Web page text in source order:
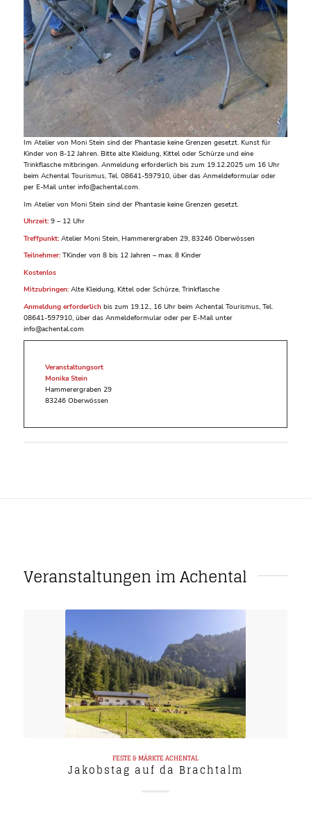
Im Atelier von Moni Stein sind der Phantasie keine Grenzen gesetzt. Kunst für
Kinder von 8-12 Jahren. Bitte alte Kleidung, Kittel oder Schürze und eine
Trinkflasche mitbringen. Anmeldung erforderlich bis zum 19.12.2025 um 16 Uhr
beim Achental Tourismus, Tel. 08641-597910, über das Anmeldeformular oder
per E-Mail unter info@achental.com.
Im Atelier von Moni Stein sind der Phantasie keine Grenzen gesetzt.
Uhrzeit: 9 – 12 Uhr
Treffpunkt: Atelier Moni Stein, Hammerergraben 29, 83246 Oberwössen
Teilnehmer: TKinder von 8 bis 12 Jahren – max. 8 Kinder
Kostenlos
Mitzubringen: Alte Kleidung, Kittel oder Schürze, Trinkflasche
Anmeldung erforderlich bis zum 19.12., 16 Uhr beim Achental Tourismus, Tel.
08641-597910, über das Anmeldeformular oder per E-Mail unter
info@achental.com
Veranstaltungsort
Monika Stein
Hammerergraben 29
83246 Oberwössen
Veranstaltungen im Achental
FESTE & MÄRKTEACHENTAL
Jakobstag auf da Brachtalm